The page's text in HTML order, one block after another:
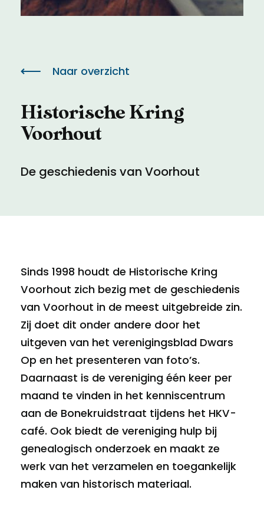
Historische Kring
Voorhout
De geschiedenis van Voorhout
Naar overzicht
Sinds 1998 houdt de Historische Kring
Voorhout zich bezig met de geschiedenis
van Voorhout in de meest uitgebreide zin.
Zij doet dit onder andere door het
uitgeven van het verenigingsblad Dwars
Op en het presenteren van foto’s.
Daarnaast is de vereniging één keer per
maand te vinden in het kenniscentrum
aan de Bonekruidstraat tijdens het HKV-
café. Ook biedt de vereniging hulp bij
genealogisch onderzoek en maakt ze
werk van het verzamelen en toegankelijk
maken van historisch materiaal.